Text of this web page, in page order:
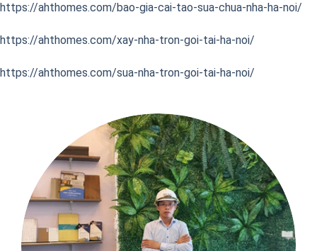
https://ahthomes.com/bao-gia-cai-tao-sua-chua-nha-ha-noi/
https://ahthomes.com/xay-nha-tron-goi-tai-ha-noi/
https://ahthomes.com/sua-nha-tron-goi-tai-ha-noi/